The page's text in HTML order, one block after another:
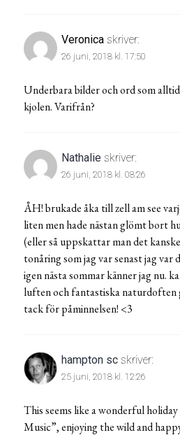
Veronica skriver:
26 juni, 2018 kl. 17:50
Underbara bilder och ord som alltid
kjolen. Varifrån?
Nathalie skriver:
26 juni, 2018 kl. 08:26
ÅH! brukade åka till zell am see
liten men hade nästan glömt bort
(eller så uppskattar man det
tonåring som jag var senast jag var
igen nästa sommar känner jag nu.
luften och fantastiska naturdoften
tack för påminnelsen! <3
hampton sc skriver:
25 juni, 2018 kl. 12:26
This seems like a wonderful
Music”, enjoying the wild and